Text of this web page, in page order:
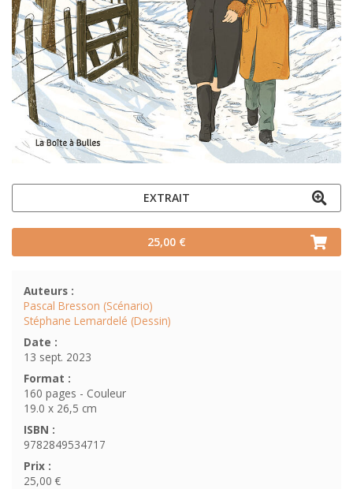
EXTRAIT
25,00 €
Auteurs :
Pascal Bresson (Scénario)
Stéphane Lemardelé (Dessin)
Date :
13 sept. 2023
Format :
160 pages - Couleur
19.0 x 26,5 cm
ISBN :
9782849534717
Prix :
25,00 €